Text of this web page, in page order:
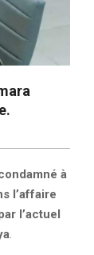
à
l’affaire
l’actuel
.